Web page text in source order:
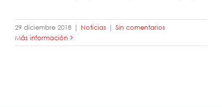
29 diciembre 2018 | Noticias | Sin comentarios
Más información